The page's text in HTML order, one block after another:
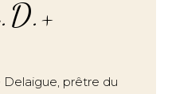
prêtre du